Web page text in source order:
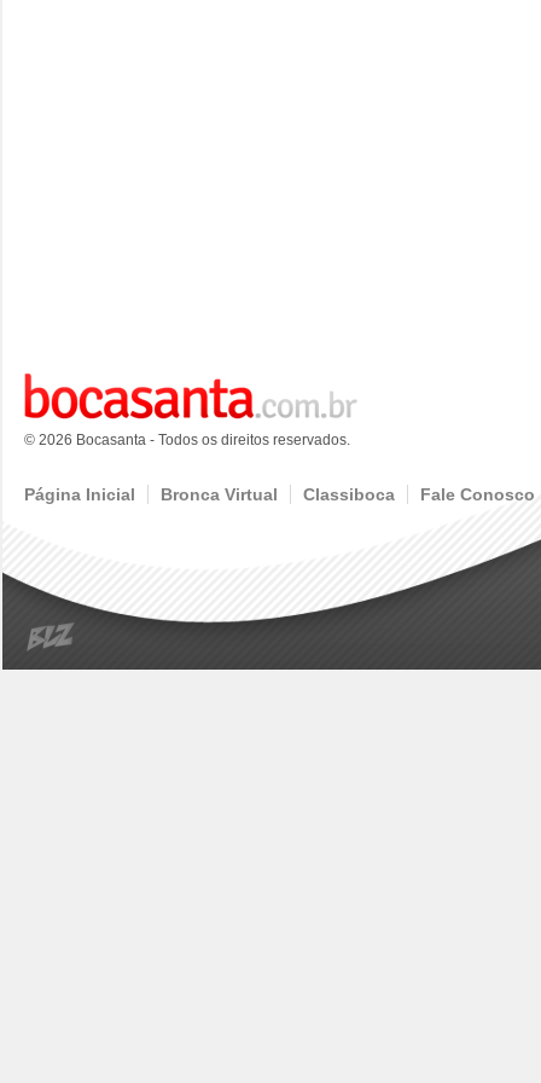
© 2026 Bocasanta - Todos os direitos reservados.
Página Inicial Bronca Virtual Classiboca Fale Conosco